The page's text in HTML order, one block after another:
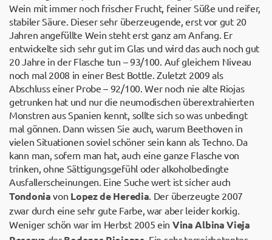
Wein mit immer noch frischer Frucht, feiner Süße und reifer,
stabiler Säure. Dieser sehr überzeugende, erst vor gut 20
Jahren angefüllte Wein steht erst ganz am Anfang. Er
entwickelte sich sehr gut im Glas und wird das auch noch gut
20 Jahre in der Flasche tun – 93/100. Auf gleichem Niveau
noch mal 2008 in einer Best Bottle. Zuletzt 2009 als
Abschluss einer Probe – 92/100. Wer noch nie alte Riojas
getrunken hat und nur die neumodischen überextrahierten
Monstren aus Spanien kennt, sollte sich so was unbedingt
mal gönnen. Dann wissen Sie auch, warum Beethoven in
vielen Situationen soviel schöner sein kann als Techno. Da
kann man, sofern man hat, auch eine ganze Flasche von
trinken, ohne Sättigungsgefühl oder alkoholbedingte
Ausfallerscheinungen. Eine Suche wert ist sicher auch
Tondonia von Lopez de Heredia. Der überzeugte 2007
zwar durch eine sehr gute Farbe, war aber leider korkig.
Weniger schön war im Herbst 2005 ein Vina Albina Vieja